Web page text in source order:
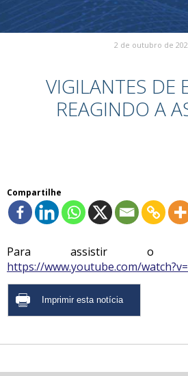
2 de outubro de
VIGILANTES DE
REAGINDO A
Compartilhe
Para assistir o
https://www.youtube.com/